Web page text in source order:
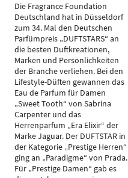
Die Fragrance Foundation
Deutschland hat in Düsseldorf
zum 34. Mal den Deutschen
Parfümpreis „DUFTSTARS“ an
die besten Duftkreationen,
Marken und Persönlichkeiten
der Branche verliehen. Bei den
Lifestyle-Düften gewannen das
Eau de Parfum für Damen
„Sweet Tooth“ von Sabrina
Carpenter und das
Herrenparfum „Era Elixir“ der
Marke Jaguar. Der DUFTSTAR in
der Kategorie „Prestige Herren“
ging an „Paradigme“ von Prada.
Für „Prestige Damen“ gab es